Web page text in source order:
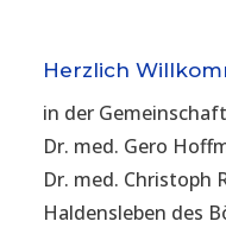
Herzlich
in der
Dr. med. Gero
Dr. med. Christoph
Haldensleben des